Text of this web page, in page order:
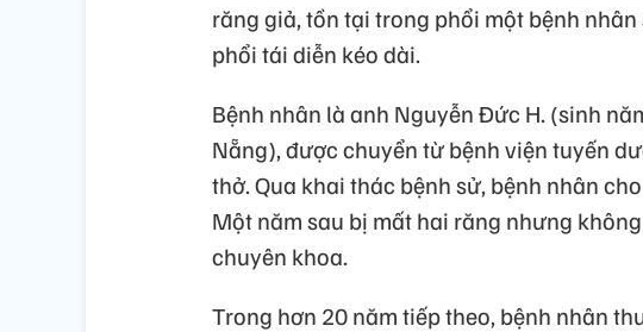
răng giả, tồn tại trong phổi một bệnh
phổi tái diễn kéo dài.
Bệnh nhân là anh Nguyễn Đức H. (sinh
Nẵng), được chuyển từ bệnh viện tuyến
thở. Qua khai thác bệnh sử, bệnh nhân
Một năm sau bị mất hai răng nhưng
chuyên khoa.
Trong hơn 20 năm tiếp theo, bệnh nhân